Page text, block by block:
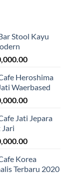
Stool Kayu
Heroshima
Waerbased
Jati Jepara
Jari
Korea
Terbaru 2020